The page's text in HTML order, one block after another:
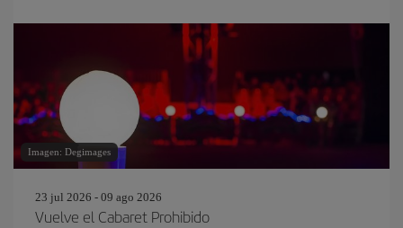
Imagen: Degimages
23 jul 2026 - 09 ago 2026
Vuelve el Cabaret Prohibido